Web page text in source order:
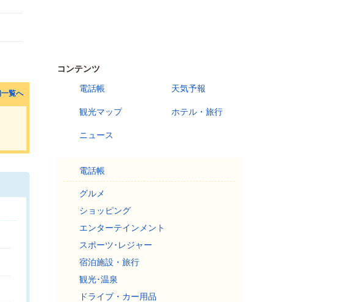
覧へ
コンテンツ
電話帳
天気予報
観光マップ ホテル・旅行
ニュース
電話帳
グルメ
ショッピング
エンターテインメント
スポーツ･レジャー
宿泊施設・旅行
観光･温泉
ドライブ・カー用品